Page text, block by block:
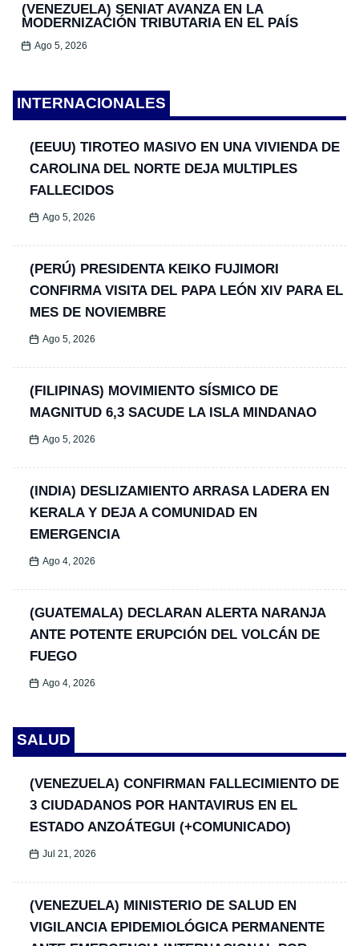
(VENEZUELA) SENIAT AVANZA EN LA
MODERNIZACIÓN TRIBUTARIA EN EL PAÍS
Ago 5, 2026
INTERNACIONALES
(EEUU) TIROTEO MASIVO EN UNA VIVIENDA DE
CAROLINA DEL NORTE DEJA MULTIPLES
FALLECIDOS
Ago 5, 2026
(PERÚ) PRESIDENTA KEIKO FUJIMORI
CONFIRMA VISITA DEL PAPA LEÓN XIV PARA EL
MES DE NOVIEMBRE
Ago 5, 2026
(FILIPINAS) MOVIMIENTO SÍSMICO DE
MAGNITUD 6,3 SACUDE LA ISLA MINDANAO
Ago 5, 2026
(INDIA) DESLIZAMIENTO ARRASA LADERA EN
KERALA Y DEJA A COMUNIDAD EN
EMERGENCIA
Ago 4, 2026
(GUATEMALA) DECLARAN ALERTA NARANJA
ANTE POTENTE ERUPCIÓN DEL VOLCÁN DE
FUEGO
Ago 4, 2026
SALUD
(VENEZUELA) CONFIRMAN FALLECIMIENTO DE
3 CIUDADANOS POR HANTAVIRUS EN EL
ESTADO ANZOÁTEGUI (+COMUNICADO)
Jul 21, 2026
(VENEZUELA) MINISTERIO DE SALUD EN
VIGILANCIA EPIDEMIOLÓGICA PERMANENTE